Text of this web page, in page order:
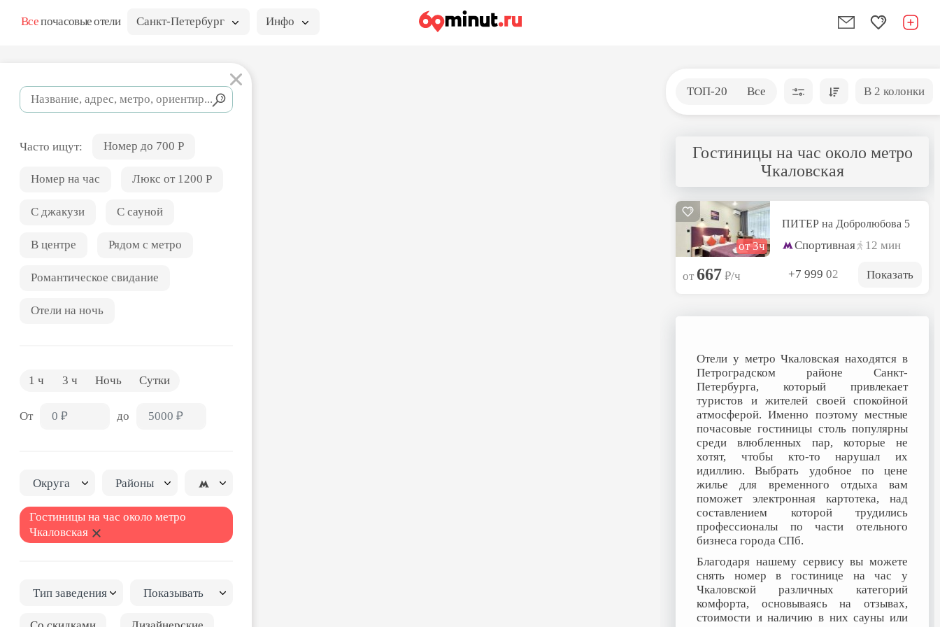
Всепочасовые отели Санкт-Петербург Инфо
ТОП-20 Все В 2 колонки
Часто ищут: Номер до 700 Р
Номер на час Люкс от 1200 Р
С джакузи С сауной
В центре Рядом с метро
Романтическое свидание
Отели на ночь
1 ч 3 ч Ночь Сутки
От до
Округа Районы
Гостиницы на час около метро
Чкаловская
Тип заведения Показывать
Гостиницы на час около метро
Чкаловская
от 3ч
ПИТЕР на Добролюбова 5
12 мин
Спортивная
от 667₽/ч +7 999 02 Показать
Отели у метро Чкаловская находятся в
Петроградском районе Санкт-
Петербурга, который привлекает
туристов и жителей своей спокойной
атмосферой. Именно поэтому местные
почасовые гостиницы столь популярны
среди влюбленных пар, которые не
хотят, чтобы кто-то нарушал их
идиллию. Выбрать удобное по цене
жилье для временного отдыха вам
поможет электронная картотека, над
составлением которой трудились
профессионалы по части отельного
бизнеса города СПб.
Благодаря нашему сервису вы можете
снять номер в гостинице на час у
Чкаловской различных категорий
комфорта, основываясь на отзывах,
стоимости и наличию в них сауны или